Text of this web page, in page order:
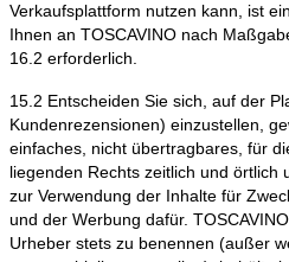
Verkaufsplattform nutzen kann, ist
Ihnen an TOSCAVINO nach
16.2 erforderlich.
15.2 Entscheiden Sie sich, auf der
Kundenrezensionen) einzustellen,
einfaches, nicht übertragbares, für
liegenden Rechts zeitlich und örtlich
zur Verwendung der Inhalte für
und der Werbung dafür.
Urheber stets zu benennen (außer